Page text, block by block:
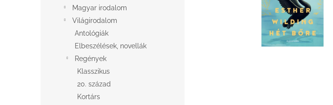
Magyar irodalom
Világirodalom
Antológiák
Elbeszélések, novellák
Regények
Klasszikus
20. század
Kortárs